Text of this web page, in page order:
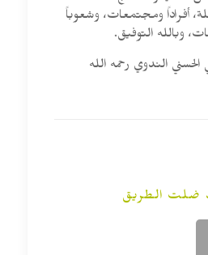
أفراداً ومجتمعات، وشعوباً
وبالله التوفيق.
الندوي رحمه الله
قد ضلت الطريق